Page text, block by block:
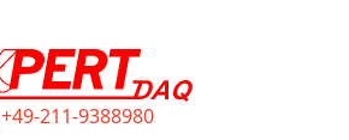
+49-211-9388980